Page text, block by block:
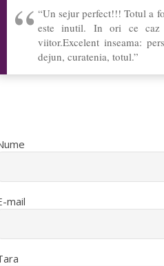
Un sejur perfect!!! Totul a
este inutil. In ori ce
viitor.Excelent inseama:
dejun, curatenia, totul.
mail